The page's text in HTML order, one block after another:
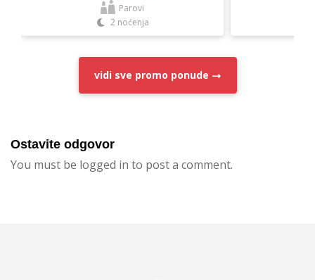
Parovi
2 noćenja
vidi sve promo ponude
Ostavite odgovor
You must be logged in to post a comment.